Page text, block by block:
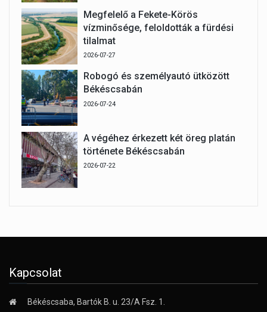
Megfelelő a Fekete-Körös
vízminősége, feloldották a fürdési
tilalmat
2026-07-27
Robogó és személyautó ütközött
Békéscsabán
2026-07-24
A végéhez érkezett két öreg platán
története Békéscsabán
2026-07-22
Kapcsolat
Békéscsaba, Bartók B. u. 23/A Fsz. 1.